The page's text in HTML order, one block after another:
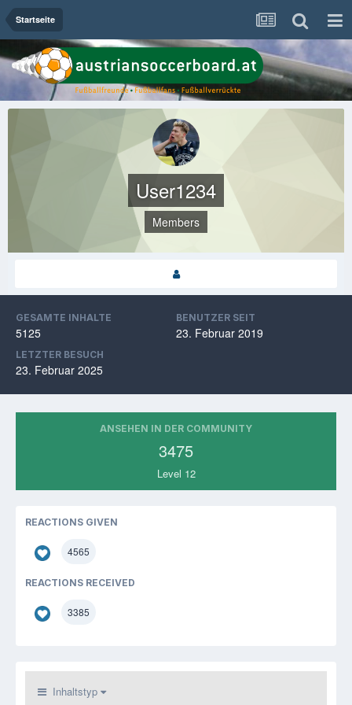
Startseite
User1234
Members
GESAMTE INHALTE
5125
BENUTZER SEIT
23. Februar 2019
LETZTER BESUCH
23. Februar 2025
ANSEHEN IN DER COMMUNITY
3475
Level 12
REACTIONS GIVEN
4565
REACTIONS RECEIVED
3385
Inhaltstyp